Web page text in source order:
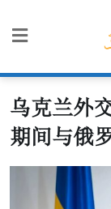
乌克兰外
期间与俄